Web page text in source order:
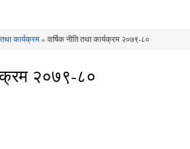
कार्यक्रम» वार्षिक नीति तथा कार्यक्रम २०७९-८०
२०७९-८०